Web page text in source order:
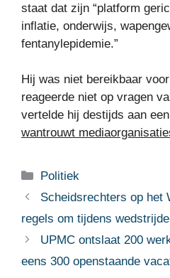
staat dat zijn “platform
inflatie, onderwijs,
fentanylepidemie.”
Hij was niet bereikbaar
reageerde niet op vragen
vertelde hij destijds aan
wantrouwt
Categorieën
Politiek
Scheidsrechters op het
regels om tijdens
UPMC ontslaat 200
eens 300 openstaande